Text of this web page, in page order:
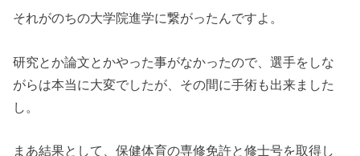
それがのちの大学院進学に繋がったんですよ。
研究とか論文とかやった事がなかったので、選手をしな
がらは本当に大変でしたが、その間に手術も出来ました
し。
まあ結果として、保健体育の専修免許と修士号を取得し